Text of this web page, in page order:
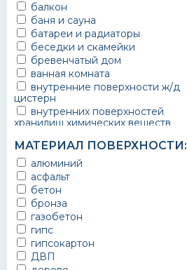
балкон
баня и сауна
батареи и радиаторы
беседки и скамейки
бревенчатый дом
ванная комната
внутренние поверхности ж/д
цистерн
внутренних поверхностей
хранилищ химических веществ
ворота
выхлопные системы
автомобилей
газопроводы
гараж
гидротехнические сооружения
городской транспорт
грузовые вагоны
двери металлические
детали двигателей
МАТЕРИАЛ ПОВЕРХНОСТИ:
алюминий
асфальт
бетон
бронза
газобетон
гипс
гипсокартон
ДВП